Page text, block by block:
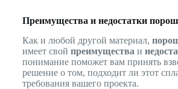
Преимущества и недостатки
Как и любой другой материал,
имеет свой преимущества и
понимание поможет вам принять
решение о том, подходит ли этот
требования вашего проекта.